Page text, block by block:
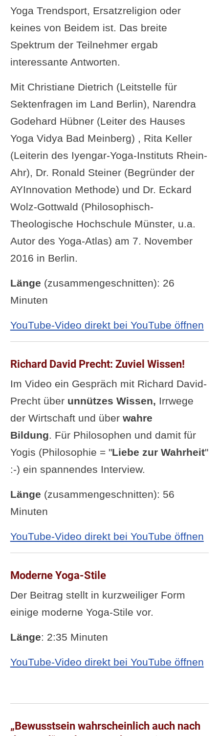
Yoga Trendsport, Ersatzreligion oder
keines von Beidem ist. Das breite
Spektrum der Teilnehmer ergab
interessante Antworten.
Mit Christiane Dietrich (Leitstelle für
Sektenfragen im Land Berlin), Narendra
Godehard Hübner (Leiter des Hauses
Yoga Vidya Bad Meinberg) , Rita Keller
(Leiterin des Iyengar-Yoga-Instituts Rhein-
Ahr), Dr. Ronald Steiner (Begründer der
AYInnovation Methode) und Dr. Eckard
Wolz-Gottwald (Philosophisch-
Theologische Hochschule Münster, u.a.
Autor des Yoga-Atlas) am 7. November
2016 in Berlin.
Länge (zusammengeschnitten): 26
Minuten
YouTube-Video direkt bei YouTube öffnen
Richard David Precht: Zuviel Wissen!
Im Video ein Gespräch mit Richard David-
Precht über unnützes Wissen, Irrwege
der Wirtschaft und überwahre
Bildung. Für Philosophen und damit für
Yogis (Philosophie = "Liebe zur Wahrheit"
:-) ein spannendes Interview.
Länge (zusammengeschnitten): 56
Minuten
YouTube-Video direkt bei YouTube öffnen
Moderne Yoga-Stile
Der Beitrag stellt in kurzweiliger Form
einige moderne Yoga-Stile vor.
Länge: 2:35 Minuten
YouTube-Video direkt bei YouTube öffnen
„Bewusstsein wahrscheinlich auch nach